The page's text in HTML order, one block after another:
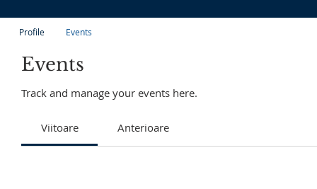
Events
Track and manage your events here.
Viitoare Anterioare
Profile Events